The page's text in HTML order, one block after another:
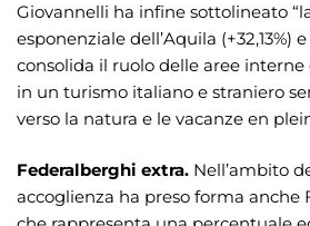
Giovannelli ha infine sottolineato
esponenziale dell’Aquila (+32,13%)
consolida il ruolo delle aree
in un turismo italiano e straniero
verso la natura e le vacanze en
Federalberghi extra. Nell’ambito
accoglienza ha preso forma anche